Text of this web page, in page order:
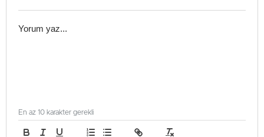
En az 10 karakter gerekli